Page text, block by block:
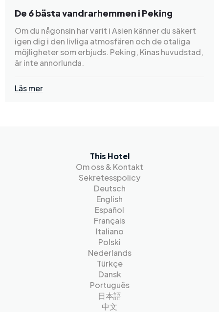
De 6 bästa vandrarhemmen i Peking
Om du någonsin har varit i Asien känner du säkert
igen dig i den livliga atmosfären och de otaliga
möjligheter som erbjuds. Peking, Kinas huvudstad,
är inte annorlunda.
Läs mer
This Hotel
Om oss & Kontakt
Sekretesspolicy
Deutsch
English
Español
Français
Italiano
Polski
Nederlands
Türkçe
Dansk
Português
日本語
中文